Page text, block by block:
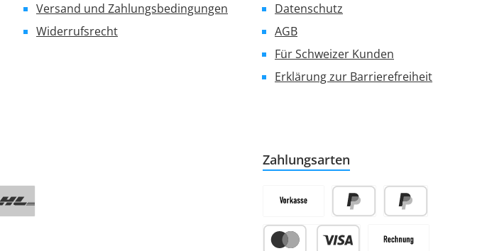
Versand und Zahlungsbedingungen
Widerrufsrecht
Datenschutz
AGB
Für Schweizer Kunden
Erklärung zur Barrierefreiheit
Zahlungsarten
Vorkasse PayPal